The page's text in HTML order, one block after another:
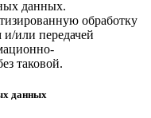
данных.
обработку
или передачей
таковой.
данных